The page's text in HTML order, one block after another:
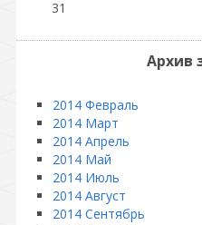
31
Архив
2014 Февраль
2014 Март
2014 Апрель
2014 Май
2014 Июль
2014 Август
2014 Сентябрь